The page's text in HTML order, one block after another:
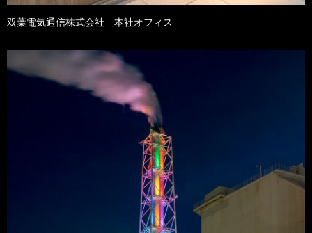
双葉電気通信株式会社 本社オフィス